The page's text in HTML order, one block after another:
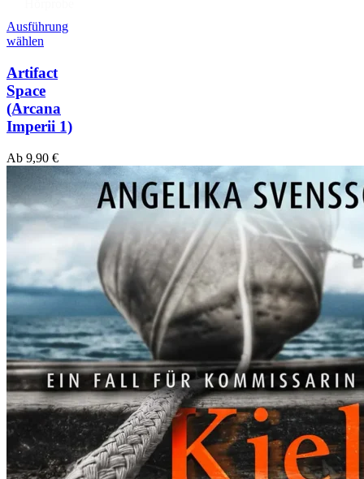
Ausführung
wählen
Artifact
Space
(Arcana
Imperii 1)
Ab 9,90 €